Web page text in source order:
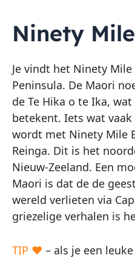
Ninety
Je vindt het Ninety
Peninsula. De Maori
de Te Hika o te Ika, wat
betekent. Iets wat
wordt met Ninety Mile
Reinga. Dit is het
Nieuw-Zeeland. Een
Maori is dat de de
wereld verlieten via
griezelige verhalen is
TIP ♥ – als je een